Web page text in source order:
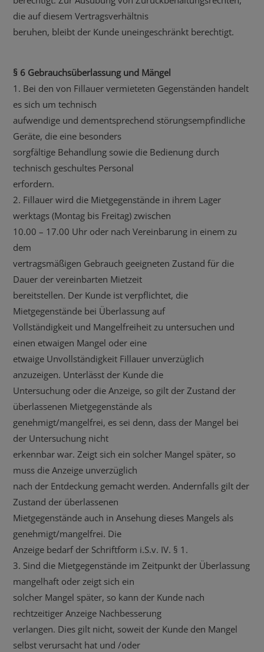
die auf diesem Vertragsverhältnis
beruhen, bleibt der Kunde uneingeschränkt berechtigt.
§ 6 Gebrauchsüberlassung und Mängel
1. Bei den von Fillauer vermieteten Gegenständen handelt
es sich um technisch
aufwendige und dementsprechend störungsempfindliche
Geräte, die eine besonders
sorgfältige Behandlung sowie die Bedienung durch
technisch geschultes Personal
erfordern.
2. Fillauer wird die Mietgegenstände in ihrem Lager
werktags (Montag bis Freitag) zwischen
10.00 – 17.00 Uhr oder nach Vereinbarung in einem zu
dem
vertragsmäßigen Gebrauch geeigneten Zustand für die
Dauer der vereinbarten Mietzeit
bereitstellen. Der Kunde ist verpflichtet, die
Mietgegenstände bei Überlassung auf
Vollständigkeit und Mangelfreiheit zu untersuchen und
einen etwaigen Mangel oder eine
etwaige Unvollständigkeit Fillauer unverzüglich
anzuzeigen. Unterlässt der Kunde die
Untersuchung oder die Anzeige, so gilt der Zustand der
überlassenen Mietgegenstände als
genehmigt/mangelfrei, es sei denn, dass der Mangel bei
der Untersuchung nicht
erkennbar war. Zeigt sich ein solcher Mangel später, so
muss die Anzeige unverzüglich
nach der Entdeckung gemacht werden. Andernfalls gilt der
Zustand der überlassenen
Mietgegenstände auch in Ansehung dieses Mangels als
genehmigt/mangelfrei. Die
Anzeige bedarf der Schriftform i.S.v. IV. § 1.
3. Sind die Mietgegenstände im Zeitpunkt der Überlassung
mangelhaft oder zeigt sich ein
solcher Mangel später, so kann der Kunde nach
rechtzeitiger Anzeige Nachbesserung
verlangen. Dies gilt nicht, soweit der Kunde den Mangel
selbst verursacht hat und /oder